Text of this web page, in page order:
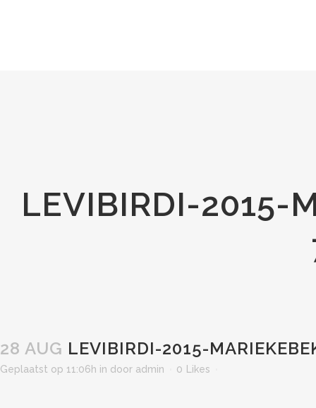
LEVIBIRDI-2015-
28 AUG LEVIBIRDI-2015-
Geplaatst op 11:06h in door admin 0 Likes